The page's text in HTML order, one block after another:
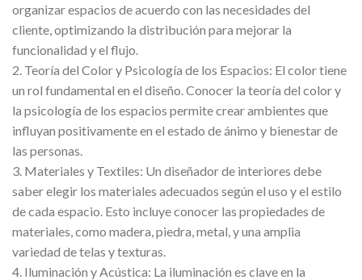
organizar espacios de acuerdo con las necesidades del
cliente, optimizando la distribución para mejorar la
funcionalidad y el flujo.
2. Teoría del Color y Psicología de los Espacios: El color tiene
un rol fundamental en el diseño. Conocer la teoría del color y
la psicología de los espacios permite crear ambientes que
influyan positivamente en el estado de ánimo y bienestar de
las personas.
3. Materiales y Textiles: Un diseñador de interiores debe
saber elegir los materiales adecuados según el uso y el estilo
de cada espacio. Esto incluye conocer las propiedades de
materiales, como madera, piedra, metal, y una amplia
variedad de telas y texturas.
4. Iluminación y Acústica: La iluminación es clave en la